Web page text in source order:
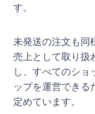
す。
未発送の注文も同
売上として取り扱
し、すべてのショ
ップを運営できる
定めています。